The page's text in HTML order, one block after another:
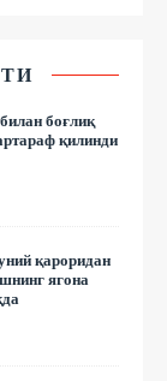
боғлиқ
қилинди
қароридан
ягона